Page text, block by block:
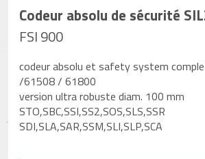
Codeur absolu de sécurité
FSI 900
codeur absolu et safety system
/61508 / 61800
version ultra robuste diam. 100 mm
STO,SBC,SSI,SS2,SOS,SLS,SSR
SDI,SLA,SAR,SSM,SLI,SLP,SCA